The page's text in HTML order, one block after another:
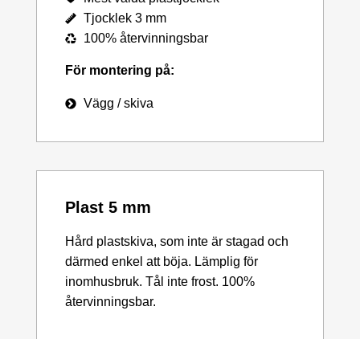
Tjocklek 3 mm
100% återvinningsbar
För montering på:
Vägg / skiva
Plast 5 mm
Hård plastskiva, som inte är stagad och
därmed enkel att böja. Lämplig för
inomhusbruk. Tål inte frost. 100%
återvinningsbar.